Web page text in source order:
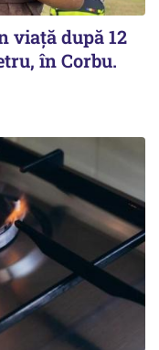
viață după 12
în Corbu.